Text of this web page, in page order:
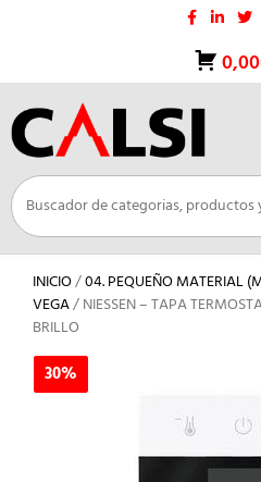
INICIO/04. PEQUEÑO MATERIAL
VEGA/ NIESSEN – TAPA
BRILLO
30%
30%